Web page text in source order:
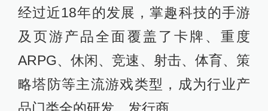
经过近18年的发展，掌趣科技的手游
及页游产品全面覆盖了卡牌、重度
ARPG、休闲、竞速、射击、体育、策
略塔防等主流游戏类型，成为行业产
品门类全的研发、发行商。